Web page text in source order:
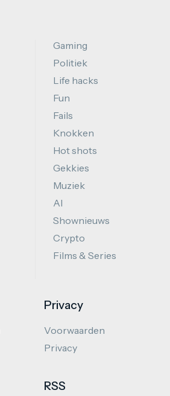
Gaming
Politiek
Life hacks
Fun
Fails
Knokken
Hot shots
Gekkies
Muziek
AI
Shownieuws
Crypto
Films & Series
Privacy
Voorwaarden
Privacy
RSS